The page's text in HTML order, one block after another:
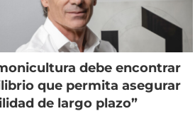
debe encontrar
que permita asegurar
de largo plazo”